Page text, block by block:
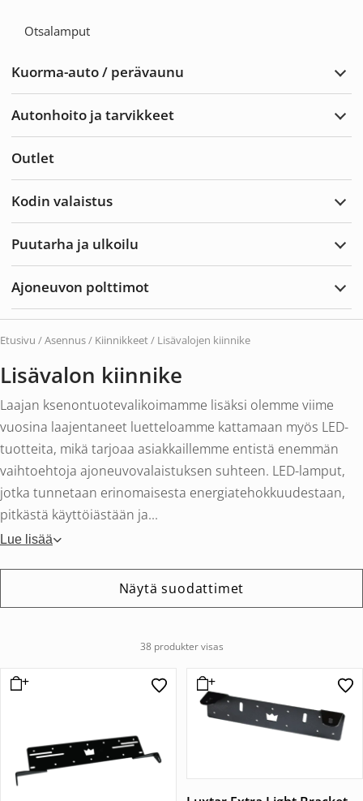
Otsalamput
Kuorma-auto / perävaunu
/
Autonhoito ja tarvikkeet
Outlet
Kodin valaistus
Puutarha ja ulkoilu
Ajoneuvon polttimot
Etusivu /Asennus/ Kiinnikkeet/ Lisävalojen kiinnike
Lisävalon kiinnike
Laajan ksenontuotevalikoimamme lisäksi olemme viime
vuosina laajentaneet luetteloamme kattamaan myös LED-
tuotteita, mikä tarjoaa asiakkaillemme entistä enemmän
vaihtoehtoja ajoneuvovalaistuksen suhteen. LED-lamput,
jotka tunnetaan erinomaisesta energiatehokkuudestaan,
pitkästä käyttöiästään ja...
Lue lisää
Näytä suodattimet
38 produkter visas